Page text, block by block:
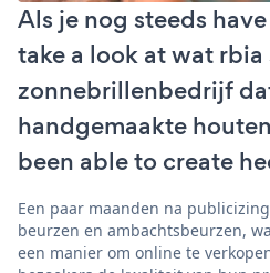
Als je nog steeds
take a look at wat rbia
zonnebrillenbedrijf
handgemaakte
been able to create
Een paar maanden na
beurzen en ambachtsbeurzen,
een manier om online te